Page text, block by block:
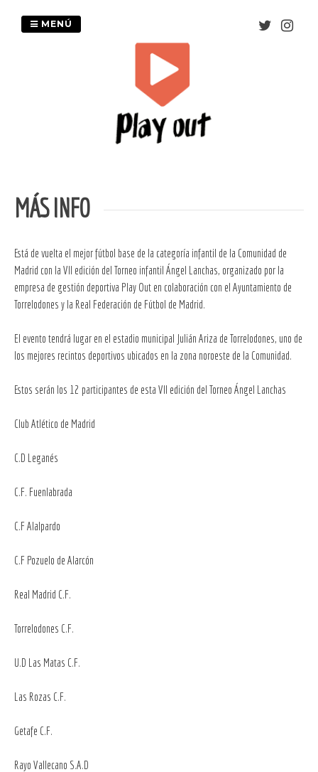
MENÚ
MÁS INFO
Está de vuelta el mejor fútbol base de la categoría infantil de la Comunidad de
Madrid con la VII edición del Torneo infantil Ángel Lanchas, organizado por la
empresa de gestión deportiva Play Out en colaboración con el Ayuntamiento de
Torrelodones y la Real Federación de Fútbol de Madrid.
El evento tendrá lugar en el estadio municipal Julián Ariza de Torrelodones, uno de
los mejores recintos deportivos ubicados en la zona noroeste de la Comunidad.
Estos serán los 12 participantes de esta VII edición del Torneo Ángel Lanchas
Club Atlético de Madrid
C.D Leganés
C.F. Fuenlabrada
C.F Alalpardo
C.F Pozuelo de Alarcón
Real Madrid C.F.
Torrelodones C.F.
U.D Las Matas C.F.
Las Rozas C.F.
Getafe C.F.
Rayo Vallecano S.A.D